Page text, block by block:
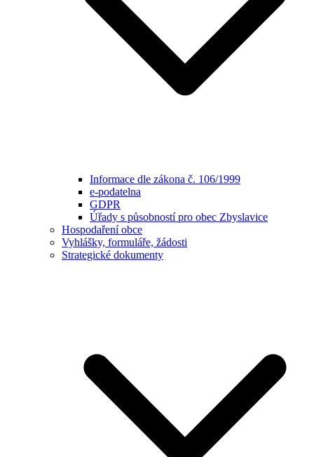
Informace dle zákona č. 106/1999
e-podatelna
GDPR
Úřady s působností pro obec Zbyslavice
Hospodaření obce
Vyhlášky, formuláře, žádosti
Strategické dokumenty